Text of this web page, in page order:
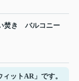
焚き
バルコニー
ットAR」です。